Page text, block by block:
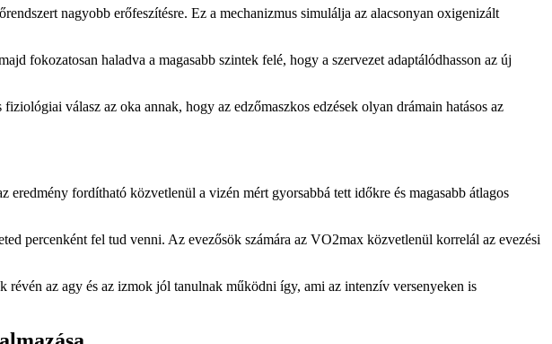
nagyobb erőfeszítésre. Ez a mechanizmus simulálja az alacsonyan oxigenizált
fokozatosan haladva a magasabb szintek felé, hogy a szervezet adaptálódhasson az új
válasz az oka annak, hogy az edzőmaszkos edzések olyan drámain hatásos az
fordítható közvetlenül a vizén mért gyorsabbá tett időkre és magasabb átlagos
percenként fel tud venni. Az evezősök számára az VO2max közvetlenül korrelál az evezési
révén az agy és az izmok jól tanulnak működni így, ami az intenzív versenyeken is